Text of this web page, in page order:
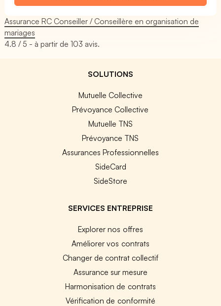
Assurance RC Conseiller / Conseillère en organisation de
mariages
4.8 / 5 - à partir de103 avis.
SOLUTIONS
Mutuelle Collective
Prévoyance Collective
Mutuelle TNS
Prévoyance TNS
Assurances Professionnelles
SideCard
SideStore
SERVICES ENTREPRISE
Explorer nos offres
Améliorer vos contrats
Changer de contrat collectif
Assurance sur mesure
Harmonisation de contrats
Vérification de conformité